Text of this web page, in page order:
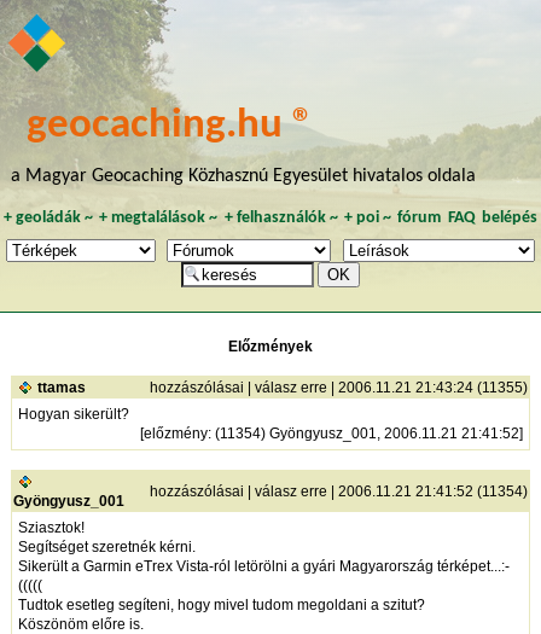
geocaching.hu ®
a Magyar Geocaching Közhasznú Egyesület hivatalos oldala
+ geoládák~ +megtalálások ~ + felhasználók~ + poi~ fórum FAQ belépés
Előzmények
ttamas hozzászólásai | válasz erre | 2006.11.21 21:43:24 (11355)
Hogyan sikerült?
[előzmény: (11354) Gyöngyusz_001, 2006.11.21 21:41:52]
Gyöngyusz_001
hozzászólásai | válasz erre | 2006.11.21 21:41:52 (11354)
Sziasztok!
Segítséget szeretnék kérni.
Sikerült a Garmin eTrex Vista-ról letörölni a gyári Magyarország térképet...:-
(((((
Tudtok esetleg segíteni, hogy mivel tudom megoldani a szitut?
Köszönöm előre is.